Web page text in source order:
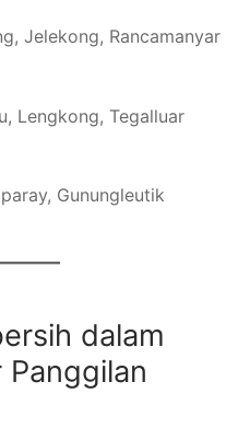
Jelekong, Rancamanyar
Lengkong, Tegalluar
Gunungleutik
dalam
Panggilan